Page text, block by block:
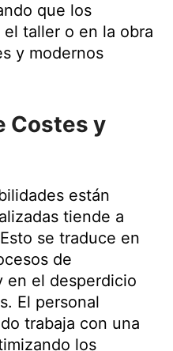
que los
taller o en la obra
y modernos
Costes y
están
tiende a
se traduce en
de
en el desperdicio
El personal
trabaja con una
los